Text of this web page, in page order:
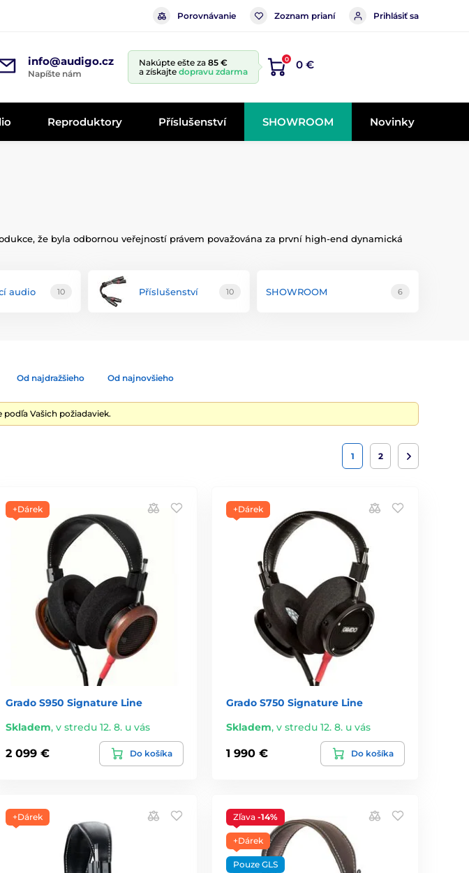
Porovnávanie Zoznam prianí Prihlásiť sa
info@audigo.cz
Napíšte nám
Nakúpte ešte za 85 €
a získajte dopravu zdarma
0 0 €
Reproduktory Příslušenství SHOWROOM Novinky
že byla odbornou veřejností právem považována za první high-end dynamická
audio 10 Příslušenství 10 SHOWROOM 6
Od najdražšieho Od najnovšieho
Vašich požiadaviek.
1 2
+Dárek
Grado S950 Signature Line
Skladem, v stredu 12. 8. u vás
2 099 € Do košíka
+Dárek
Grado S750 Signature Line
Skladem,v stredu 12. 8. u vás
1 990 € Do košíka
+Dárek Zľava-14%
+Dárek
Pouze GLS